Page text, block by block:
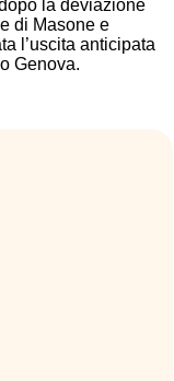
la deviazione
di Masone e
l’uscita anticipata
Genova.